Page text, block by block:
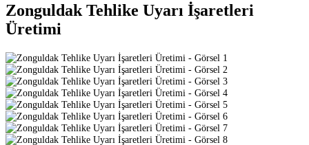
Zonguldak Tehlike Uyarı İşaretleri
Üretimi